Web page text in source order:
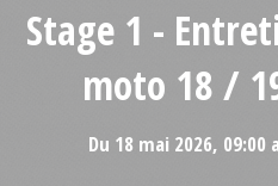
Stage 1 -
moto 18 /
Du 18 mai 2026, 09:00